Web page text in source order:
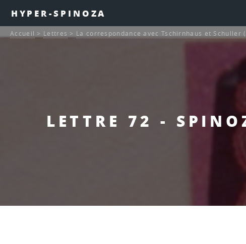
HYPER-SPINOZA
LETTRE 72 -
Accueil > Lettres > La correspondance avec Tschirnhaus et Schuller